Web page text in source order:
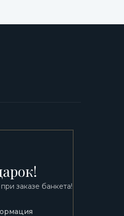
заказе банкета!